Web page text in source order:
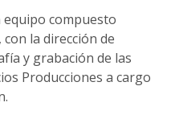
compuesto
la dirección de
y grabación de las
Producciones a cargo